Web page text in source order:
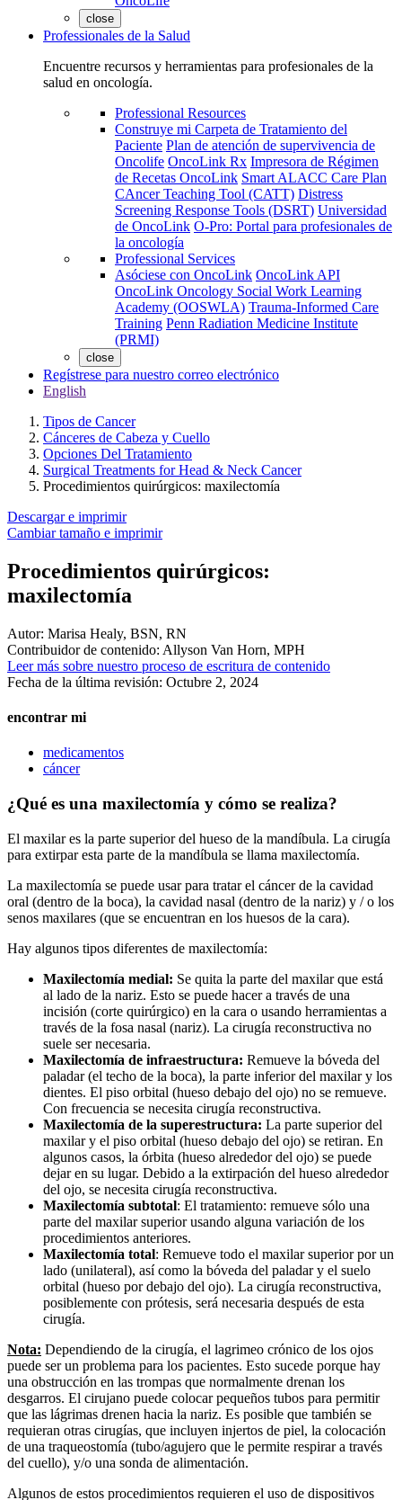
close
Professionales de la Salud
Encuentre recursos y herramientas para profesionales de la
salud en oncología.
Professional Resources
Construye mi Carpeta de Tratamiento del
Paciente Plan de atención de supervivencia de
Oncolife OncoLink Rx Impresora de Régimen
de Recetas OncoLink Smart ALACC Care Plan
CAncer Teaching Tool (CATT) Distress
Screening Response Tools (DSRT) Universidad
de OncoLink O-Pro: Portal para profesionales de
la oncología
Professional Services
Asóciese con OncoLink OncoLink API
OncoLink Oncology Social Work Learning
Academy (OOSWLA) Trauma-Informed Care
Training Penn Radiation Medicine Institute
(PRMI)
close
Regístrese para nuestro correo electrónico
English
Tipos de Cancer
Cánceres de Cabeza y Cuello
Opciones Del Tratamiento
Surgical Treatments for Head & Neck Cancer
Procedimientos quirúrgicos: maxilectomía
Descargar e imprimir
Cambiar tamaño e imprimir
Procedimientos quirúrgicos:
maxilectomía
Autor: Marisa Healy, BSN, RN
Contribuidor de contenido: Allyson Van Horn, MPH
Leer más sobre nuestro proceso de escritura de contenido
Fecha de la última revisión: Octubre 2, 2024
encontrar mi
medicamentos
cáncer
¿Qué es una maxilectomía y cómo se realiza?
El maxilar es la parte superior del hueso de la mandíbula. La cirugía
para extirpar esta parte de la mandíbula se llama maxilectomía.
La maxilectomía se puede usar para tratar el cáncer de la cavidad
oral (dentro de la boca), la cavidad nasal (dentro de la nariz) y / o los
senos maxilares (que se encuentran en los huesos de la cara).
Hay algunos tipos diferentes de maxilectomía:
Maxilectomía medial: Se quita la parte del maxilar que está
al lado de la nariz. Esto se puede hacer a través de una
incisión (corte quirúrgico) en la cara o usando herramientas a
través de la fosa nasal (nariz). La cirugía reconstructiva no
suele ser necesaria.
Maxilectomía de infraestructura: Remueve la bóveda del
paladar (el techo de la boca), la parte inferior del maxilar y los
dientes. El piso orbital (hueso debajo del ojo) no se remueve.
Con frecuencia se necesita cirugía reconstructiva.
Maxilectomía de la superestructura: La parte superior del
maxilar y el piso orbital (hueso debajo del ojo) se retiran. En
algunos casos, la órbita (hueso alrededor del ojo) se puede
dejar en su lugar. Debido a la extirpación del hueso alrededor
del ojo, se necesita cirugía reconstructiva.
Maxilectomía subtotal: El tratamiento: remueve sólo una
parte del maxilar superior usando alguna variación de los
procedimientos anteriores.
Maxilectomía total: Remueve todo el maxilar superior por un
lado (unilateral), así como la bóveda del paladar y el suelo
orbital (hueso por debajo del ojo). La cirugía reconstructiva,
posiblemente con prótesis, será necesaria después de esta
cirugía.
Nota: Dependiendo de la cirugía, el lagrimeo crónico de los ojos
puede ser un problema para los pacientes. Esto sucede porque hay
una obstrucción en las trompas que normalmente drenan los
desgarros. El cirujano puede colocar pequeños tubos para permitir
que las lágrimas drenen hacia la nariz. Es posible que también se
requieran otras cirugías, que incluyen injertos de piel, la colocación
de una traqueostomía (tubo/agujero que le permite respirar a través
del cuello), y/o una sonda de alimentación.
Algunos de estos procedimientos requieren el uso de dispositivos